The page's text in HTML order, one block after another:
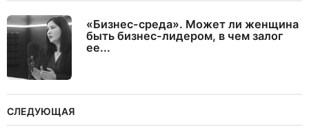
«Бизнес-среда». Может ли женщина
быть бизнес-лидером, в чем залог
ее...
СЛЕДУЮЩАЯ